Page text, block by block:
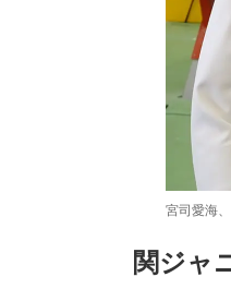
宮司愛海
関ジャ